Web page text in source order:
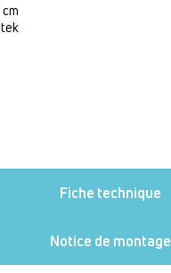
Fiche technique
Notice de montage